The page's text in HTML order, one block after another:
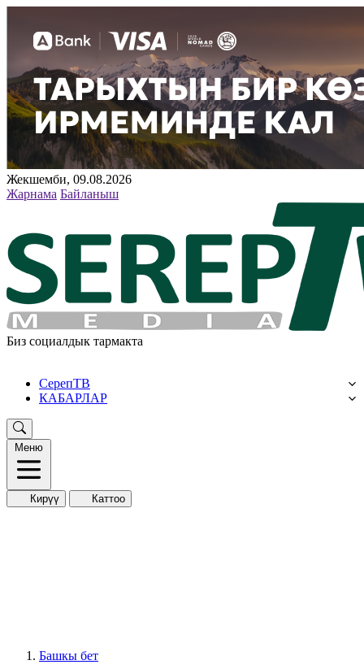
Жекшемби, 09.08.2026
Жарнама Байланыш
Биз социалдык тармакта
СерепТВ
КАБАРЛАР
Меню
Кирүү Каттоо
Башкы бет